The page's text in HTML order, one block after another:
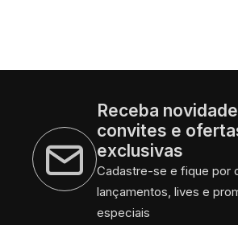
Receba
convites e
exclusivas
Cadastre-se e fique por
lançamentos, lives e
especiais